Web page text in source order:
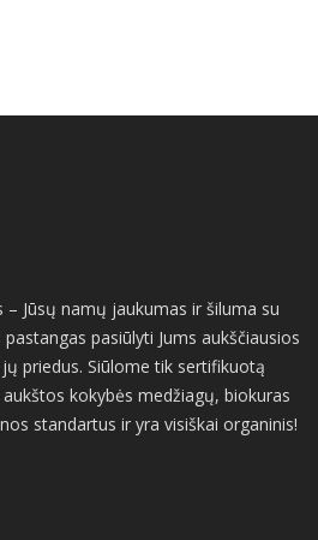
– Jūsų namų jaukumas ir šiluma su
pasiūlyti Jums aukščiausios
priedus. Siūlome tik sertifikuotą
kokybės medžiagų, biokuras
standartus ir yra visiškai organinis!